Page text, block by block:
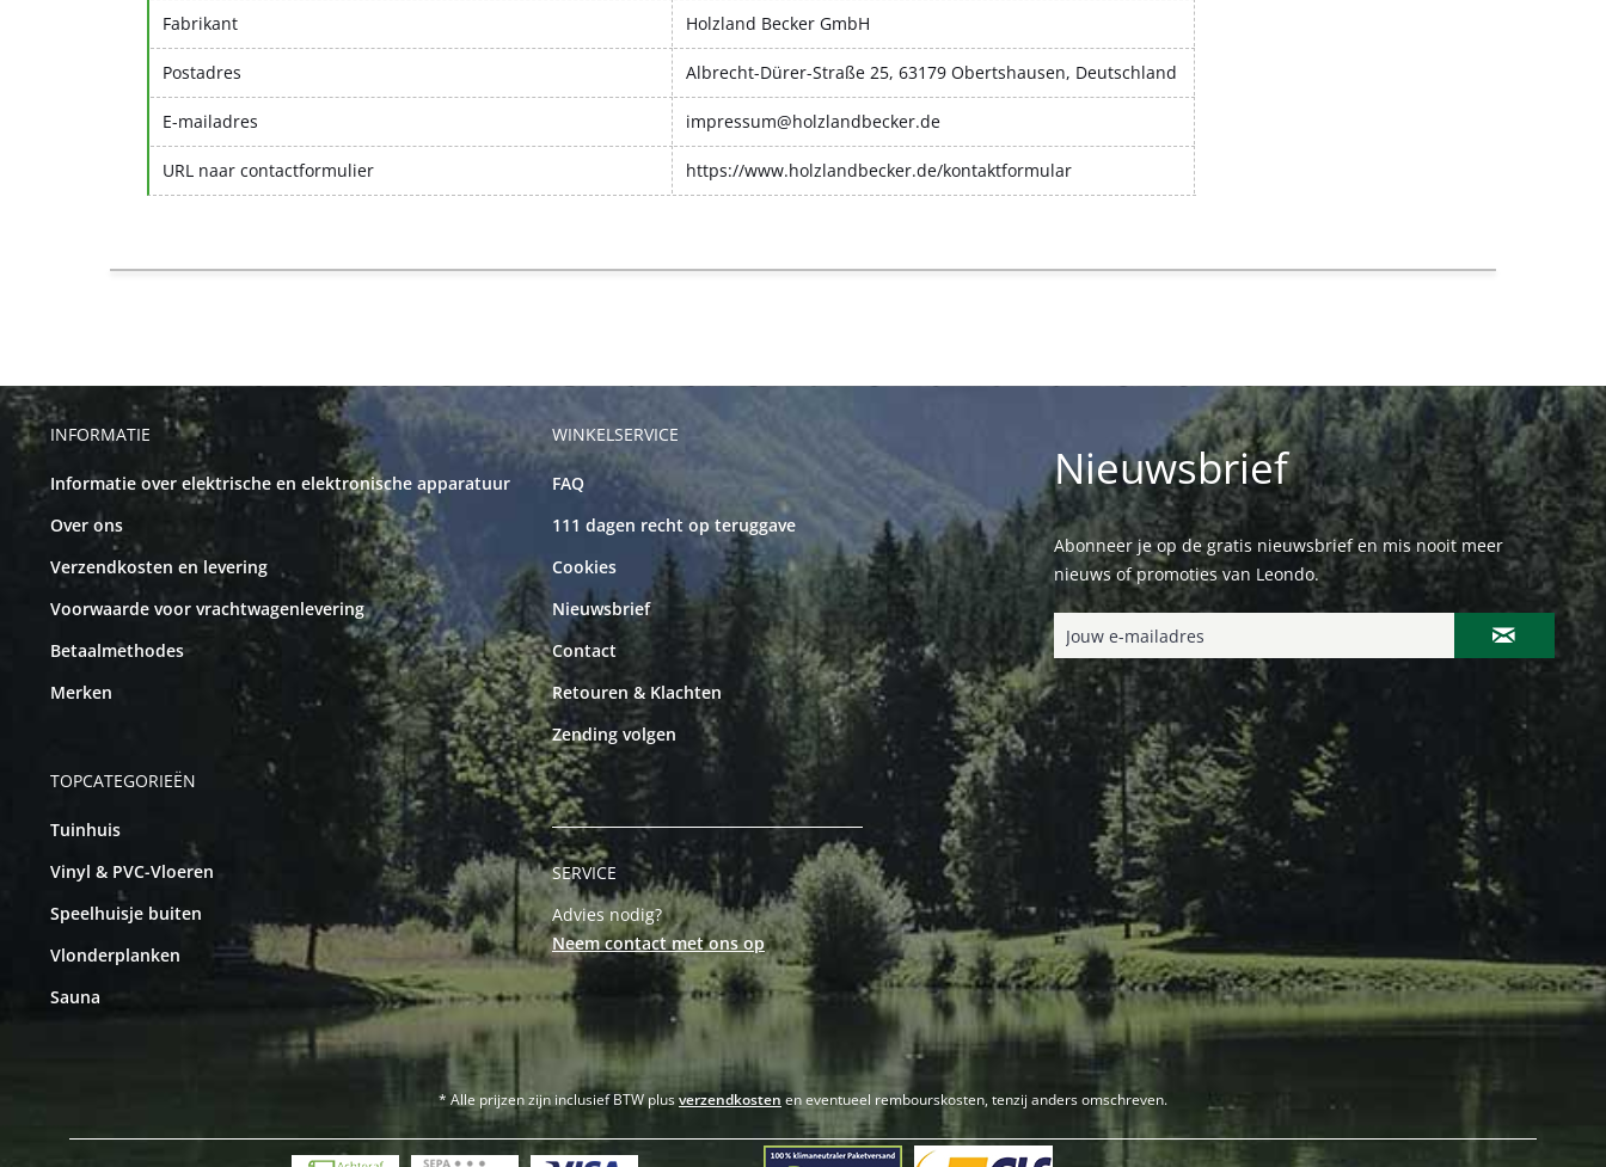
Fabrikant Holzland Becker GmbH
Postadres Albrecht-Dürer-Straße 25, 63179 Obertshausen, Deutschland
E-mailadres impressum@holzlandbecker.de
URL naar contactformulier https://www.holzlandbecker.de/kontaktformular
INFORMATIE
Informatie over elektrische en elektronische apparatuur
Over ons
Verzendkosten en levering
Voorwaarde voor vrachtwagenlevering
Betaalmethodes
Merken
TOPCATEGORIEËN
Tuinhuis
Vinyl & PVC-Vloeren
Speelhuisje buiten
Vlonderplanken
Sauna
WINKELSERVICE
FAQ
111 dagen recht op teruggave
Cookies
Nieuwsbrief
Contact
Retouren & Klachten
Zending volgen
SERVICE
Advies nodig?
Neem contact met ons op
Nieuwsbrief
Abonneer je op de gratis nieuwsbrief en mis nooit meer
nieuws of promoties van Leondo.
* Alle prijzen zijn inclusief BTW plusverzendkosten en eventueel rembourskosten, tenzij anders omschreven.